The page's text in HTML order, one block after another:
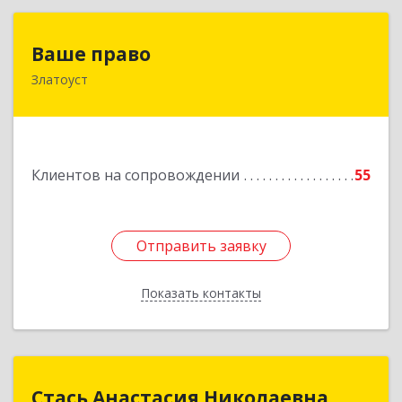
Ваше право
Златоуст
Клиентов на сопровождении 55
Отправить заявку
Показать контакты
Отправить заявку
Назад